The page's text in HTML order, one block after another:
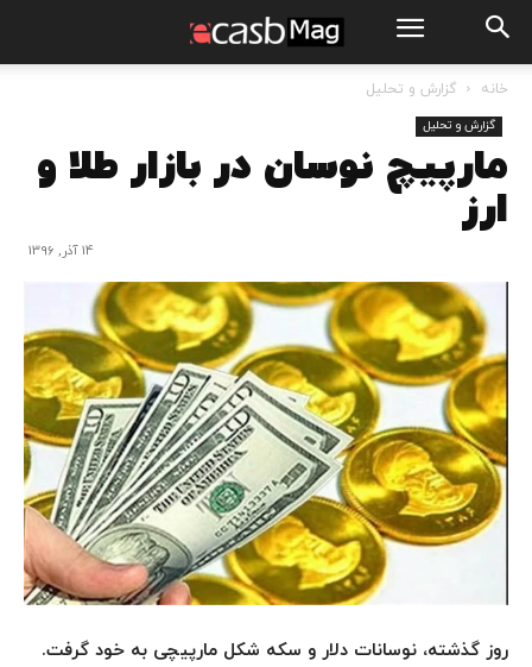
خانه گزارش و تحلیل
گزارش و تحلیل
مارپیچ نوسان در بازار طلا و
ارز
14 آذر, 1396
روز گذشته، نوسانات دلار و سکه شکل مارپیچی به خود گرفت.